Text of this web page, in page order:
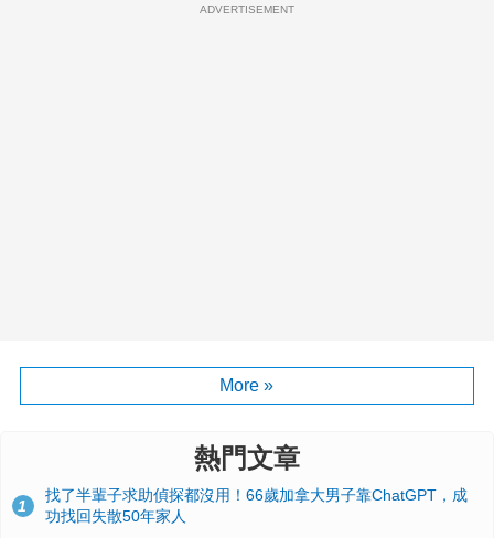
ADVERTISEMENT
More »
熱門文章
1
找了半輩子求助偵探都沒用！66歲加拿大男子靠ChatGPT，成
功找回失散50年家人